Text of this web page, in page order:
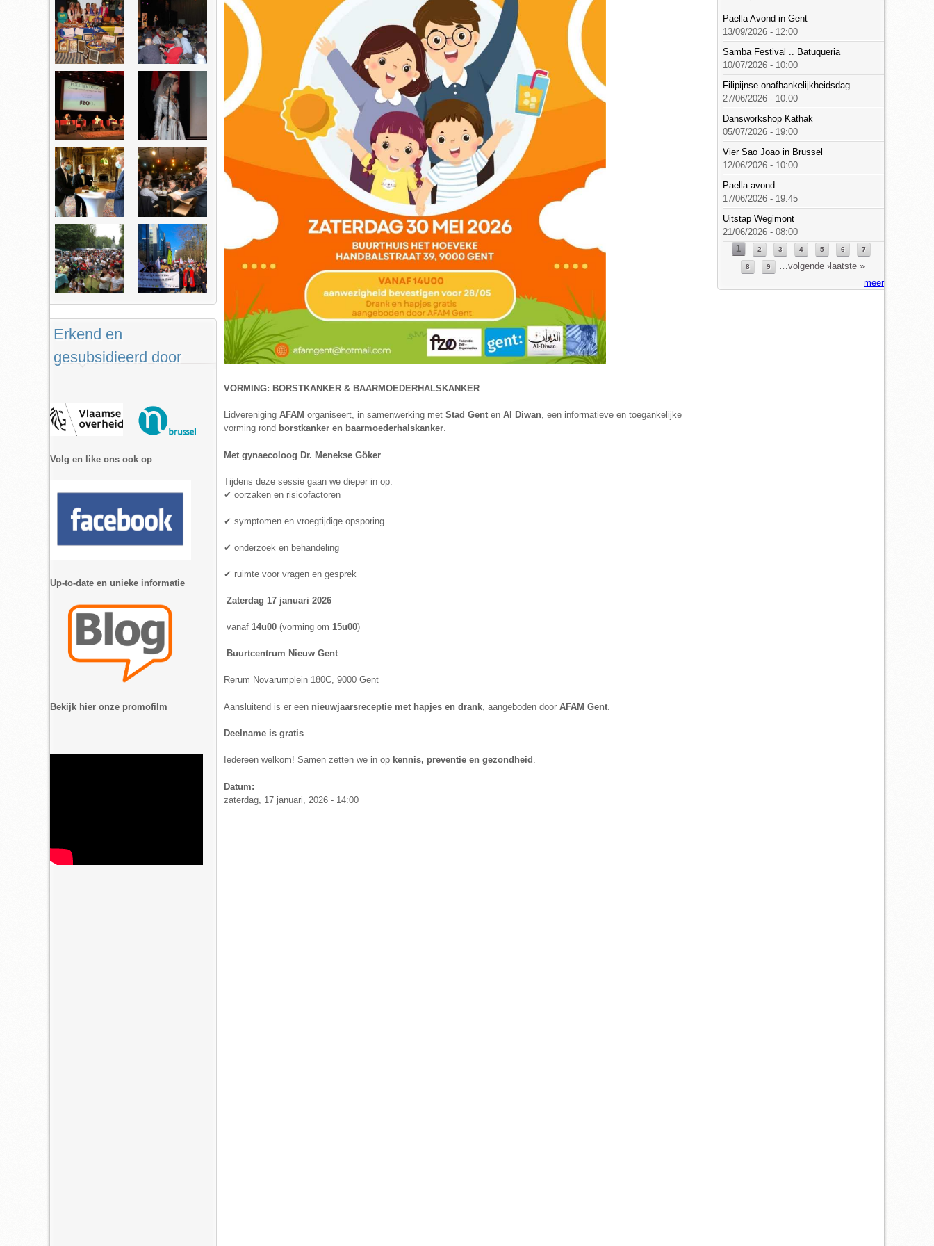
VORMING: BORSTKANKER & BAARMOEDERHALSKANKER
Lidvereniging AFAM organiseert, in samenwerking met Stad Gent en Al Diwan, een informatieve en toegankelijke
vorming rond borstkanker en baarmoederhalskanker.
Met gynaecoloog Dr. Menekse Göker
Tijdens deze sessie gaan we dieper in op:
✔️ oorzaken en risicofactoren
✔️ symptomen en vroegtijdige opsporing
✔️ onderzoek en behandeling
✔️ ruimte voor vragen en gesprek
Zaterdag 17 januari 2026
vanaf 14u00 (vorming om 15u00)
Buurtcentrum Nieuw Gent
Rerum Novarumplein 180C, 9000 Gent
Aansluitend is er een nieuwjaarsreceptie met hapjes en drank , aangeboden door AFAM Gent
Deelname is gratis
Iedereen welkom! Samen zetten we in op kennis, preventie en gezondheid .
Datum:
zaterdag, 17 januari, 2026 - 14:00
Erkend en
gesubsidieerd door
Volg en like ons ook op
Up-to-date en unieke informatie
Bekijk hier onze promofilm
Paella Avond in Gent
13/09/2026 - 12:00
Samba Festival .. Batuqueria
10/07/2026 - 10:00
Filipijnse onafhankelijkheidsdag
27/06/2026 - 10:00
Dansworkshop Kathak
05/07/2026 - 19:00
Vier Sao Joao in Brussel
12/06/2026 - 10:00
Paella avond
17/06/2026 - 19:45
Uitstap Wegimont
21/06/2026 - 08:00
Pagina's
1 2 3 4 5 6 7
8 9 …volgende › laatste »
meer